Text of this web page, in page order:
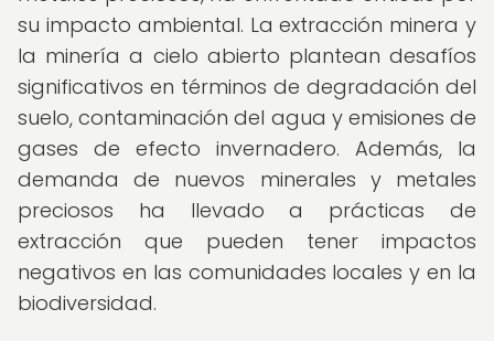
su impacto ambiental. La extracción minera y
la minería a cielo abierto plantean desafíos
significativos en términos de degradación del
suelo, contaminación del agua y emisiones de
gases de efecto invernadero. Además, la
demanda de nuevos minerales y metales
preciosos ha llevado a prácticas de
extracción que pueden tener impactos
negativos en las comunidades locales y en la
biodiversidad.